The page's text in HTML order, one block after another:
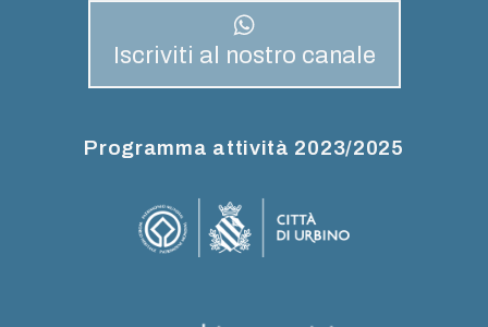
Iscriviti al nostro canale
Programma attività 2023/2025